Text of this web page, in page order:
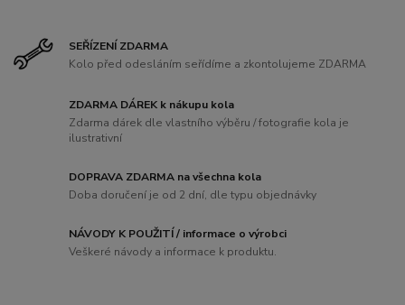
SEŘÍZENÍ ZDARMA
Kolo před odesláním seřídíme a zkontolujeme ZDARMA
ZDARMA DÁREK k nákupu kola
Zdarma dárek dle vlastního výběru / fotografie kola je
ilustrativní
DOPRAVA ZDARMA na všechna kola
Doba doručení je od 2 dní, dle typu objednávky
NÁVODY K POUŽITÍ / informace o výrobci
Veškeré návody a informace k produktu.